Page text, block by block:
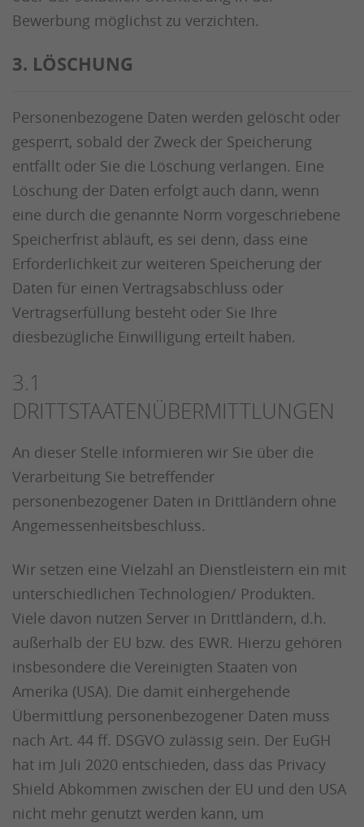
Bewerbung möglichst zu verzichten.
3. LÖSCHUNG
Personenbezogene Daten werden gelöscht oder
gesperrt, sobald der Zweck der Speicherung
entfällt oder Sie die Löschung verlangen. Eine
Löschung der Daten erfolgt auch dann, wenn
eine durch die genannte Norm vorgeschriebene
Speicherfrist abläuft, es sei denn, dass eine
Erforderlichkeit zur weiteren Speicherung der
Daten für einen Vertragsabschluss oder
Vertragserfüllung besteht oder Sie Ihre
diesbezügliche Einwilligung erteilt haben.
3.1
DRITTSTAATENÜBERMITTLUNGEN
An dieser Stelle informieren wir Sie über die
Verarbeitung Sie betreffender
personenbezogener Daten in Drittländern ohne
Angemessenheitsbeschluss.
Wir setzen eine Vielzahl an Dienstleistern ein mit
unterschiedlichen Technologien/ Produkten.
Viele davon nutzen Server in Drittländern, d.h.
außerhalb der EU bzw. des EWR. Hierzu gehören
insbesondere die Vereinigten Staaten von
Amerika (USA). Die damit einhergehende
Übermittlung personenbezogener Daten muss
nach Art. 44 ff. DSGVO zulässig sein. Der EuGH
hat im Juli 2020 entschieden, dass das Privacy
Shield Abkommen zwischen der EU und den USA
nicht mehr genutzt werden kann, um